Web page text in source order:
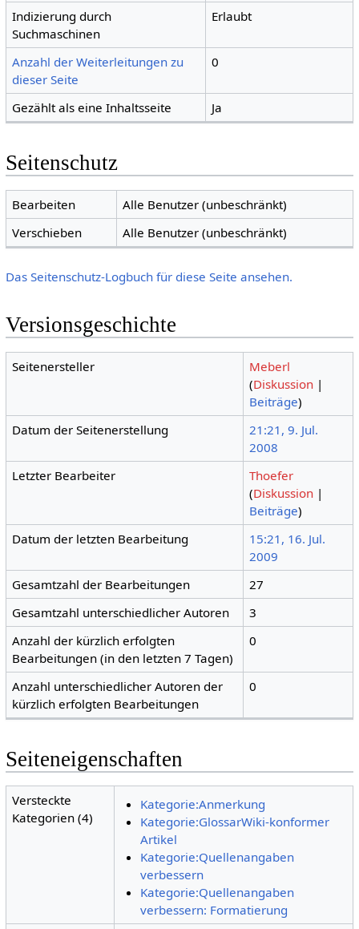
Indizierung durch
Suchmaschinen
Erlaubt
Anzahl der Weiterleitungen zu
dieser Seite
0
Gezählt als eine Inhaltsseite Ja
Seitenschutz
Bearbeiten
Alle Benutzer (unbeschränkt)
Verschieben
Alle Benutzer (unbeschränkt)
Das Seitenschutz-Logbuch für diese Seite ansehen.
Versionsgeschichte
Seitenersteller
Meberl
(Diskussion |
Beiträge)
Datum der Seitenerstellung
21:21, 9. Jul.
2008
Letzter Bearbeiter
Thoefer
(Diskussion |
Beiträge)
Datum der letzten Bearbeitung
15:21, 16. Jul.
2009
Gesamtzahl der Bearbeitungen
27
Gesamtzahl unterschiedlicher Autoren
3
Anzahl der kürzlich erfolgten
Bearbeitungen (in den letzten 7 Tagen)
0
Anzahl unterschiedlicher Autoren der
kürzlich erfolgten Bearbeitungen
0
Seiteneigenschaften
Versteckte
Kategorien (4)
Kategorie:Anmerkung
Kategorie:GlossarWiki-konformer
Artikel
Kategorie:Quellenangaben
verbessern
Kategorie:Quellenangaben
verbessern: Formatierung